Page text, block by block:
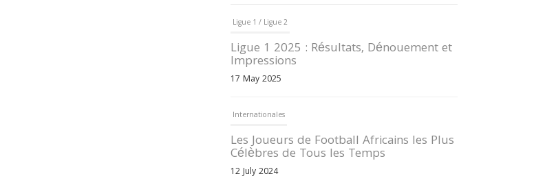
Ligue 1 / Ligue 2
Ligue 1 2025 : Résultats, Dénouement et
Impressions
17 May 2025
Internationales
Les Joueurs de Football Africains les Plus
Célèbres de Tous les Temps
12 July 2024